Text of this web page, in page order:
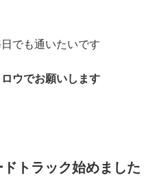
でも通いたいです
ウでお願いします
トラック始めました